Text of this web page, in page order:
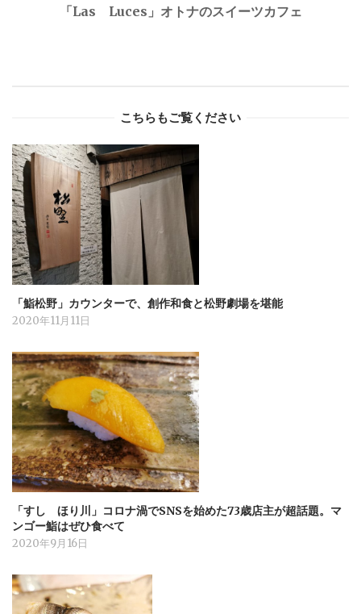
「Las Luces」オトナのスイーツカフェ
こちらもご覧ください
「鮨松野」カウンターで、創作和食と松野劇場を堪能
2020年11月11日
「すし ほり川」コロナ渦でSNSを始めた73歳店主が超話題。マ
ンゴー鮨はぜひ食べて
2020年9月16日